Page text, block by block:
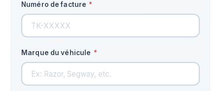
Numéro de facture *
Marque du véhicule *